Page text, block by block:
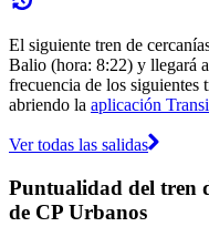
El siguiente tren de
Balio (hora: 8:22) y llegará
frecuencia de los siguientes
abriendo la aplicación
Ver todas las salidas
Puntualidad del tren
de CP Urbanos